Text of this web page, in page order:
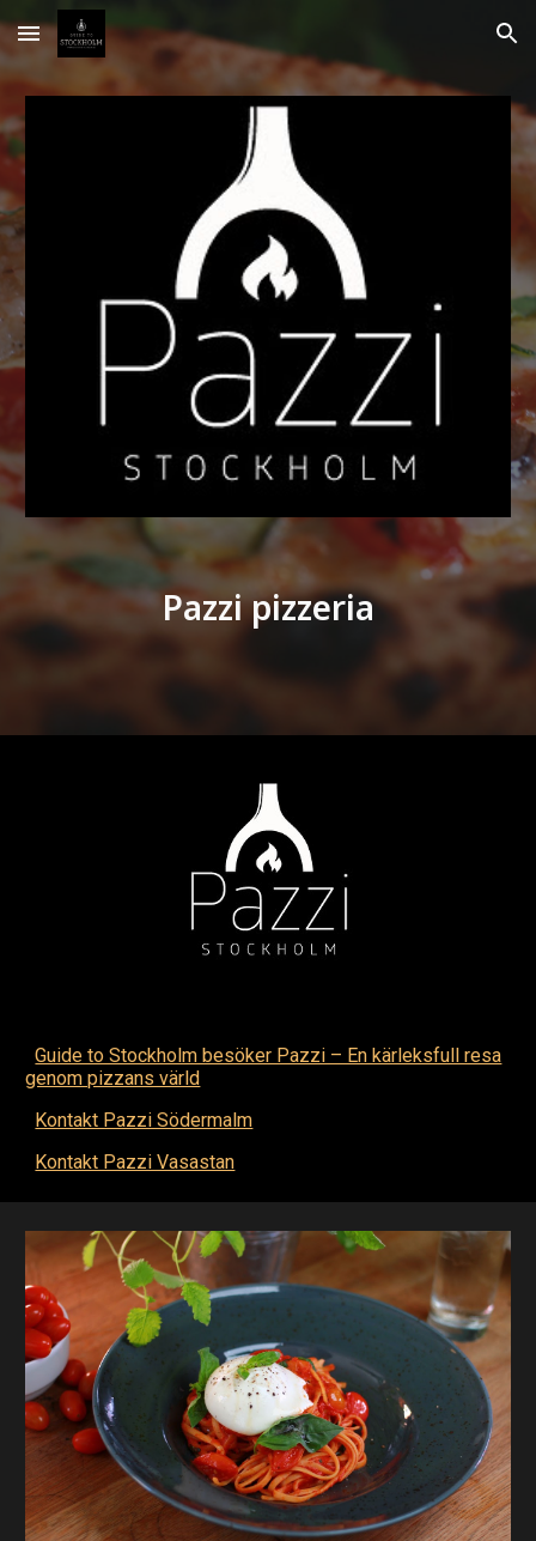
Skip to main content Skip to navigation
Pazzi pizzeria
Guide to Stockholm besöker Pazzi – En kärleksfull resa
genom pizzans värld
Kontakt Pazzi Södermalm
Kontakt Pazzi Vasastan